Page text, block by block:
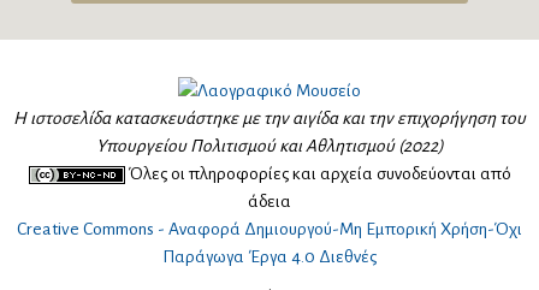
Η ιστοσελίδα κατασκευάστηκε με την αιγίδα και την επιχορήγηση του
Υπουργείου Πολιτισμού και Αθλητισμού (2022)
Όλες οι πληροφορίες και αρχεία συνοδεύονται από
άδεια
Creative Commons - Αναφορά Δημιουργού-Μη Εμπορική Χρήση-Όχι
Παράγωγα Έργα 4.0 Διεθνές